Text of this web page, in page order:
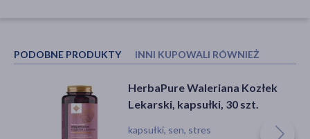
PODOBNE PRODUKTY INNI KUPOWALI RÓWNIEŻ
HerbaPure Waleriana Kozłek
Lekarski, kapsułki, 30 szt.
kapsułki, sen, stres
Krople walerianowe (nalewka
walerianowa), 35 g (Amara)
kozłek, krople, stres, bezsenność